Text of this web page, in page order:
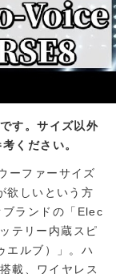
す。サイズ以外
ください。
ーファーサイズ
欲しいという方
ランドの「Elec
テリー内蔵スピ
エルブ）」。ハ
載、ワイヤレス